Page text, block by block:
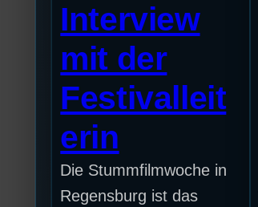
Interview
mit der
Festivalleit
erin
Die Stummfilmwoche in
Regensburg ist das